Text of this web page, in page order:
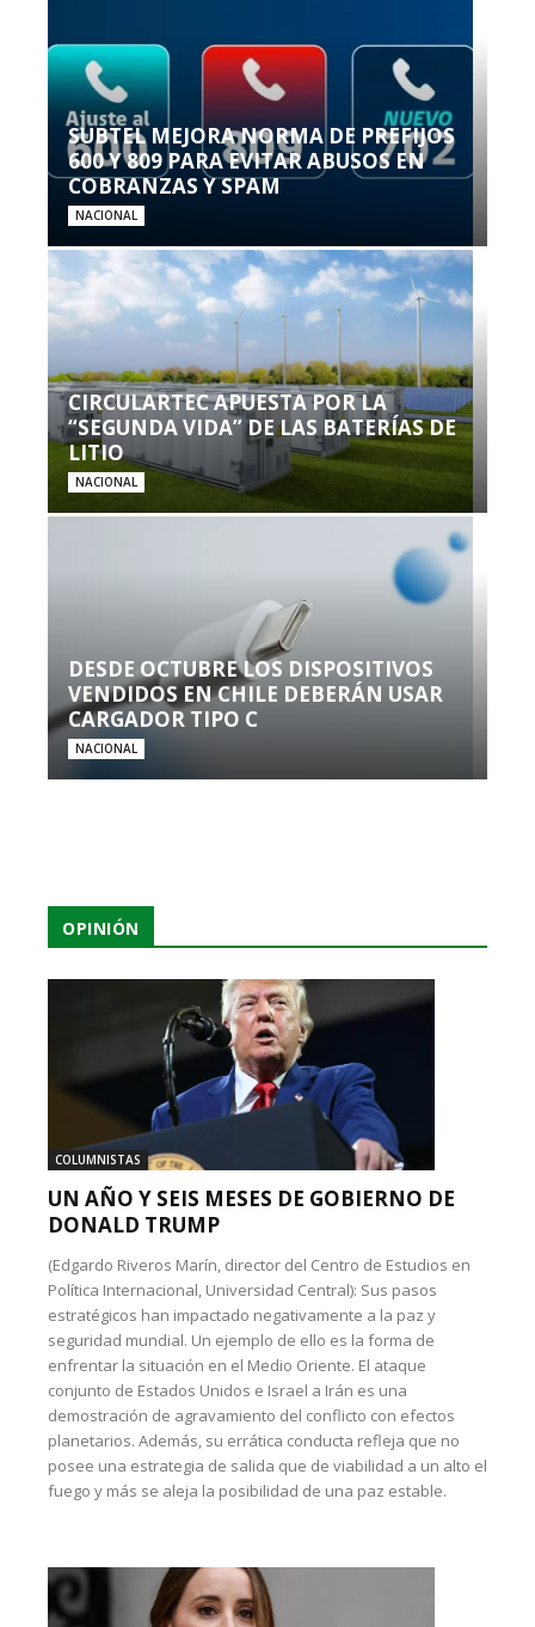
SUBTEL MEJORA NORMA DE PREFIJOS
600 Y 809 PARA EVITAR ABUSOS EN
COBRANZAS Y SPAM
NACIONAL
CIRCULARTEC APUESTA POR LA
“SEGUNDA VIDA” DE LAS BATERÍAS DE
LITIO
NACIONAL
DESDE OCTUBRE LOS DISPOSITIVOS
VENDIDOS EN CHILE DEBERÁN USAR
CARGADOR TIPO C
NACIONAL
OPINIÓN
COLUMNISTAS
UN AÑO Y SEIS MESES DE GOBIERNO DE
DONALD TRUMP
(Edgardo Riveros Marín, director del Centro de Estudios en
Política Internacional, Universidad Central): Sus pasos
estratégicos han impactado negativamente a la paz y
seguridad mundial. Un ejemplo de ello es la forma de
enfrentar la situación en el Medio Oriente. El ataque
conjunto de Estados Unidos e Israel a Irán es una
demostración de agravamiento del conflicto con efectos
planetarios. Además, su errática conducta refleja que no
posee una estrategia de salida que de viabilidad a un alto el
fuego y más se aleja la posibilidad de una paz estable.